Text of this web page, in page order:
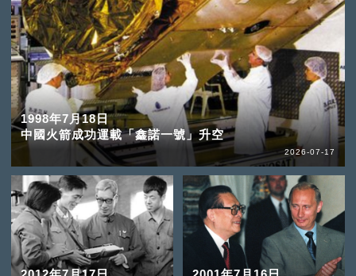
1998年7月18日
中國火箭成功運載「鑫諾一號」升空
2026-07-17